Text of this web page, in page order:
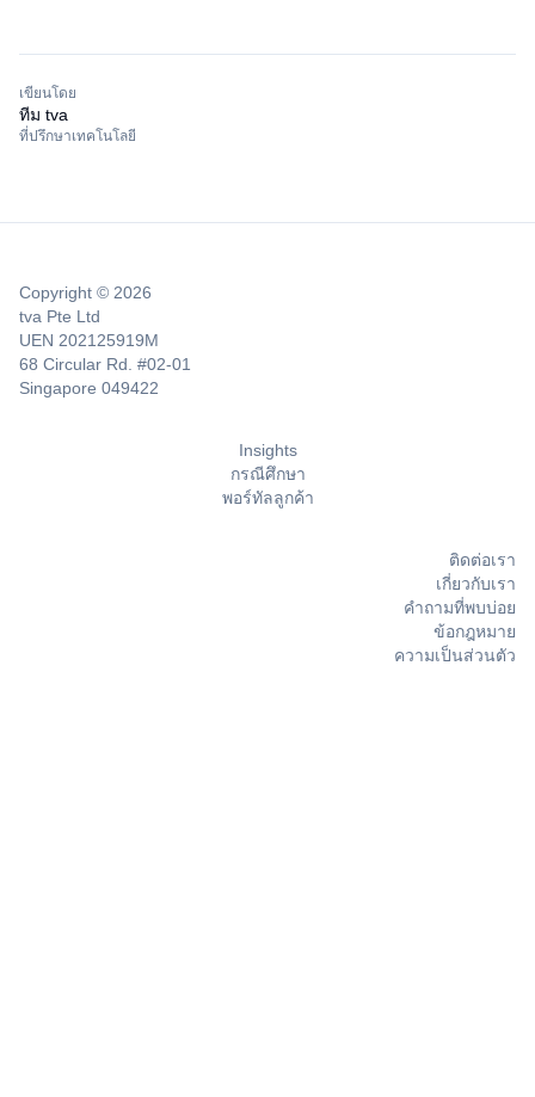
เขียนโดย
ทีม tva
ที่ปรึกษาเทคโนโลยี
Copyright © 2026
tva Pte Ltd
UEN 202125919M
68 Circular Rd. #02-01
Singapore 049422
Insights
กรณีศึกษา
พอร์ทัลลูกค้า
ติดต่อเรา
เกี่ยวกับเรา
คำถามที่พบบ่อย
ข้อกฎหมาย
ความเป็นส่วนตัว